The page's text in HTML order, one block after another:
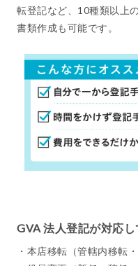
転登記など、10種類以上
書類作成も可能です。
GVA 法人登記が対応
・本店移転（管轄内移転